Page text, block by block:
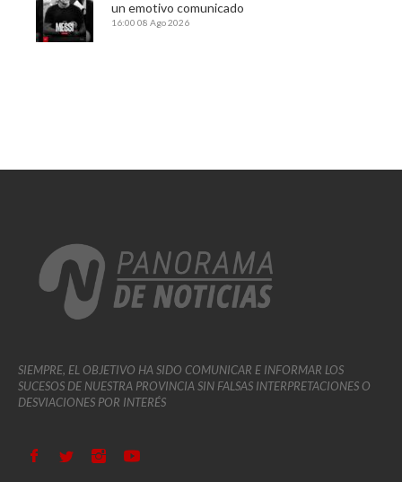
un emotivo comunicado
16:00 08 Ago 2026
SIEMPRE, EL OBJETIVO HA SIDO COMUNICAR E INFORMAR LOS
SUCESOS DE NUESTRA PROVINCIA SIN FALSAS INTERPRETACIONES O
DESVIACIONES POR INTERÉS